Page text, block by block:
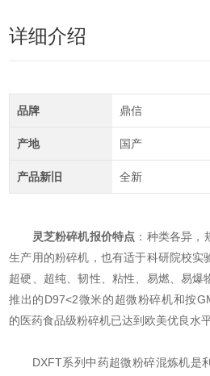
详细介绍
品牌 鼎信
产地 国产
产品新旧 全新
灵芝粉碎机报价特点 ：种类各异
生产用的粉碎机，也有适于科研院校实
超硬、超纯、韧性、粘性、易燃、易爆
推出的D97<2微米的超微粉碎机和按
的医药食品级粉碎机已达到欧美优良水平
DXFT系列中药超微粉碎混炼机是